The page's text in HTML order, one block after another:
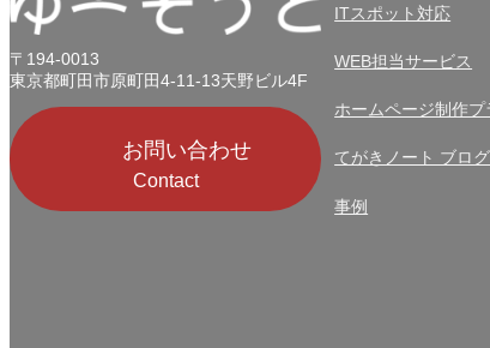
〒194-0013
東京都町田市原町田4-11-13天野ビル4F
お問い合わせ
Contact
ITスポット対応
WEB担当サービス
ホームページ制作プ
てがきノート ブロ
事例